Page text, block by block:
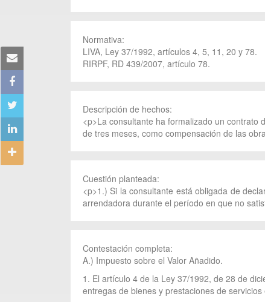
Normativa:
LIVA, Ley 37/1992, artículos 4, 5, 11, 20 y 78.
RIRPF, RD 439/2007, artículo 78.
Descripción de hechos:
<p>La consultante ha formalizado un
de tres meses, como compensación de las
Cuestión planteada:
<p>1.) Si la consultante está obligada de
arrendadora durante el período en que no
Contestación completa:
A.) Impuesto sobre el Valor Añadido.
1. El artículo 4 de la Ley 37/1992, de 28 de
entregas de bienes y prestaciones de